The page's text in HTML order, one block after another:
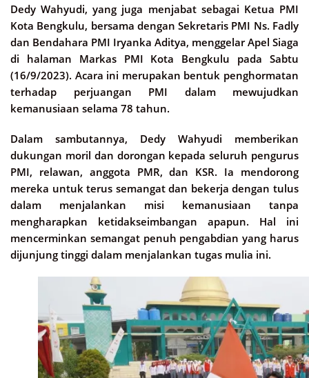
Dedy Wahyudi, yang juga menjabat sebagai Ketua PMI
Kota Bengkulu, bersama dengan Sekretaris PMI Ns. Fadly
dan Bendahara PMI Iryanka Aditya, menggelar Apel Siaga
di halaman Markas PMI Kota Bengkulu pada Sabtu
(16/9/2023). Acara ini merupakan bentuk penghormatan
terhadap perjuangan PMI dalam mewujudkan
kemanusiaan selama 78 tahun.
Dalam sambutannya, Dedy Wahyudi memberikan
dukungan moril dan dorongan kepada seluruh pengurus
PMI, relawan, anggota PMR, dan KSR. Ia mendorong
mereka untuk terus semangat dan bekerja dengan tulus
dalam menjalankan misi kemanusiaan tanpa
mengharapkan ketidakseimbangan apapun. Hal ini
mencerminkan semangat penuh pengabdian yang harus
dijunjung tinggi dalam menjalankan tugas mulia ini.